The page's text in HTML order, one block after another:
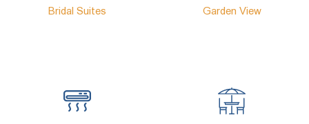
Bridal Suites Garden View